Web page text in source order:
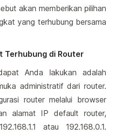
akan memberikan pilihan
yang terhubung bersama
Terhubung di Router
Anda lakukan adalah
administratif dari router.
router melalui browser
alamat IP default router,
atau 192.168.0.1.